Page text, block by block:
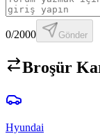
0/2000 Gönder
Broşür
Hyundai